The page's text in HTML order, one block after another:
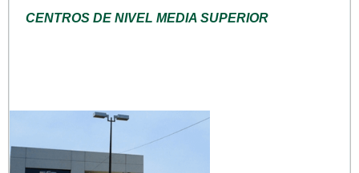
CENTROS DE NIVEL MEDIA SUPERIOR